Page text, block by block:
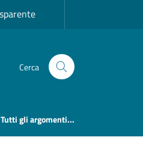
Cerca
Tutti gli argomenti...